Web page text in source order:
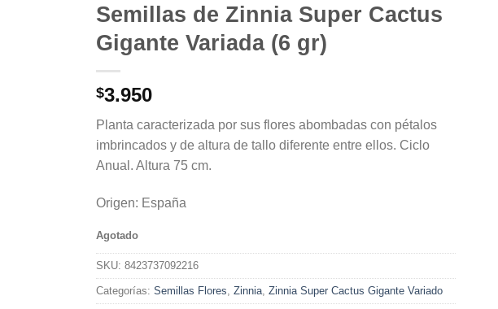
Semillas de Zinnia Super Cactus
Gigante Variada (6 gr)
$3.950
Planta caracterizada por sus flores abombadas con pétalos
imbrincados y de altura de tallo diferente entre ellos. Ciclo
Anual. Altura 75 cm.
Origen: España
Agotado
SKU: 8423737092216
Categorías: Semillas Flores, Zinnia, Zinnia Super Cactus Gigante Variado